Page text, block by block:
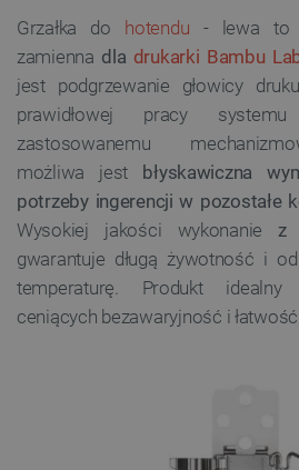
Grzałka do hotendu - lewa to
zamienna dla drukarki Bambu
jest podgrzewanie głowicy
prawidłowej pracy
zastosowanemu
możliwa jest błyskawiczna
potrzeby ingerencji w pozostałe
Wysokiej jakości wykonaniez
gwarantuje długą żywotność i
temperaturę. Produkt idealny
ceniących bezawaryjność i